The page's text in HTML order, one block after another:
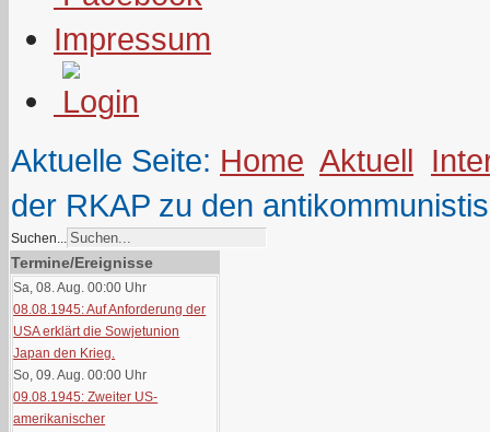
Impressum
Aktuelle Seite: Home Aktuell
der RKAP zu den
Suchen...
Termine/Ereignisse
Sa, 08. Aug. 00:00 Uhr
08.08.1945: Auf Anforderung der
USA erklärt die Sowjetunion
Japan den Krieg.
So, 09. Aug. 00:00 Uhr
09.08.1945: Zweiter US-
amerikanischer